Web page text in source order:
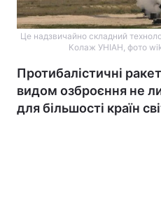
Це надзвичайно складний
Колаж УНІАН, фото
Протибалістичні
видом озброєння не
для більшості країн